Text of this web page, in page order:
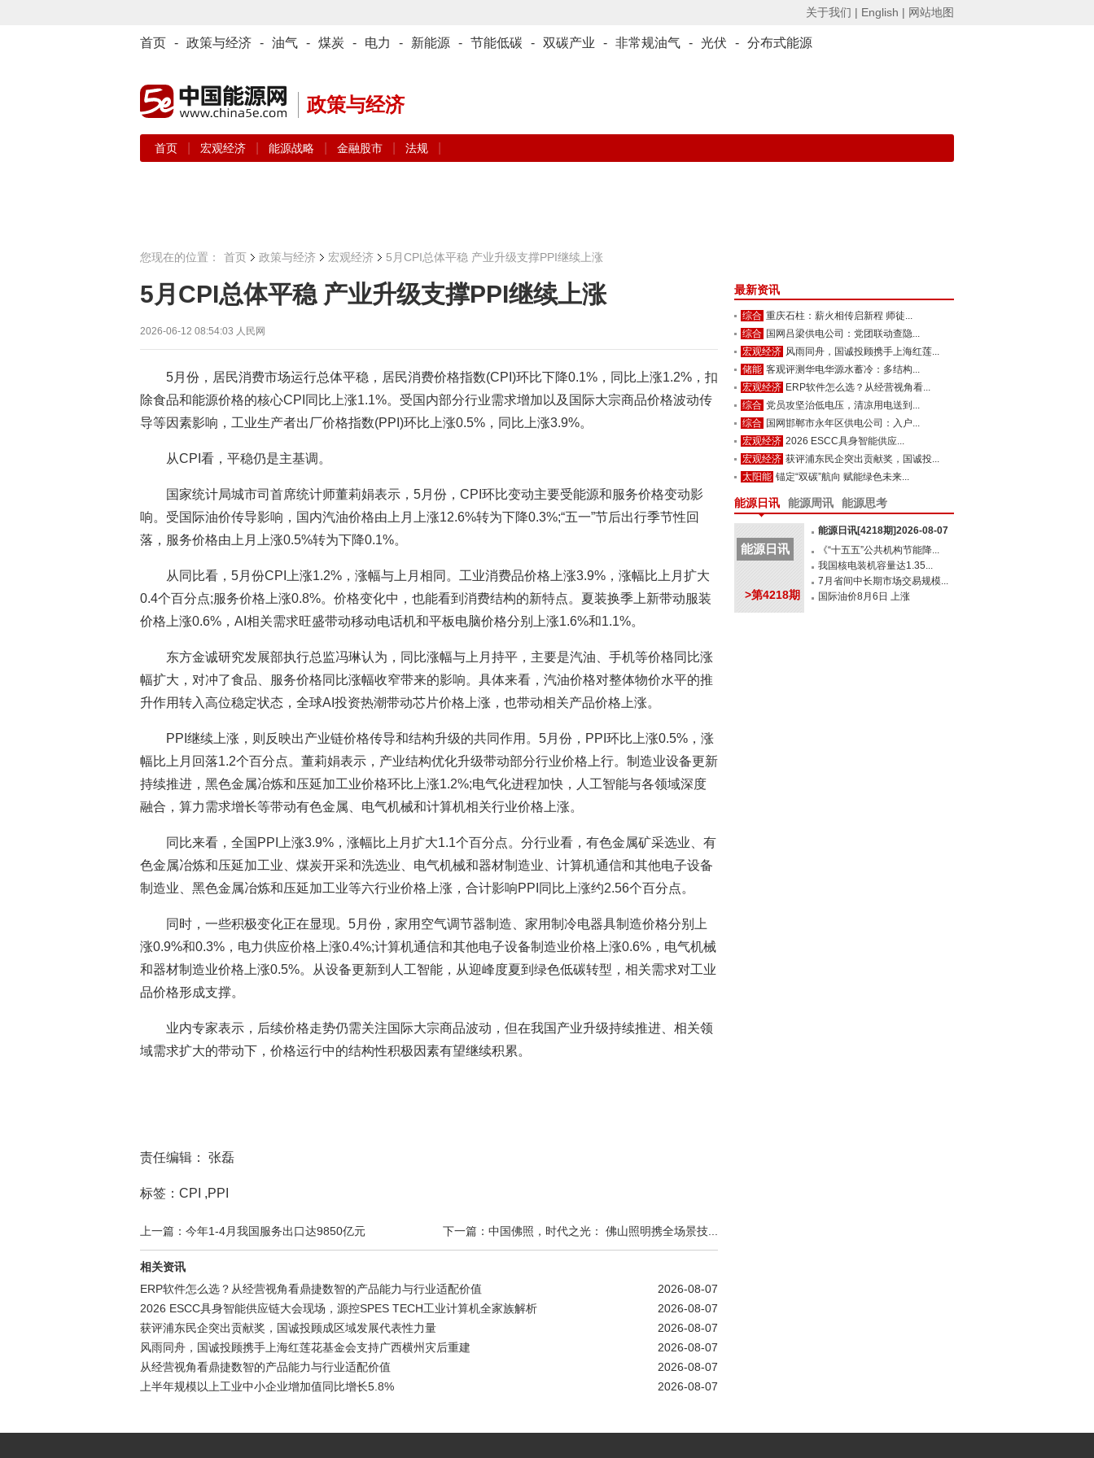
关于我们 | English | 网站地图
首页 - 政策与经济 - 油气 - 煤炭 - 电力 - 新能源 - 节能低碳 - 双碳产业 - 非常规油气 - 光伏 - 分布式能源
政策与经济
首页 宏观经济 能源战略 金融股市 法规
您现在的位置： 首页 政策与经济 宏观经济 5月CPI总体平稳 产业升级支撑PPI继续上涨
5月CPI总体平稳 产业升级支撑PPI继续上涨
2026-06-12 08:54:03 人民网
5月份，居民消费市场运行总体平稳，居民消费价格指数(CPI)环比下降0.1%，同比上涨1.2%，扣
除食品和能源价格的核心CPI同比上涨1.1%。受国内部分行业需求增加以及国际大宗商品价格波动传
导等因素影响，工业生产者出厂价格指数(PPI)环比上涨0.5%，同比上涨3.9%。
从CPI看，平稳仍是主基调。
国家统计局城市司首席统计师董莉娟表示，5月份，CPI环比变动主要受能源和服务价格变动影
响。受国际油价传导影响，国内汽油价格由上月上涨12.6%转为下降0.3%;“五一”节后出行季节性回
落，服务价格由上月上涨0.5%转为下降0.1%。
从同比看，5月份CPI上涨1.2%，涨幅与上月相同。工业消费品价格上涨3.9%，涨幅比上月扩大
0.4个百分点;服务价格上涨0.8%。价格变化中，也能看到消费结构的新特点。夏装换季上新带动服装
价格上涨0.6%，AI相关需求旺盛带动移动电话机和平板电脑价格分别上涨1.6%和1.1%。
东方金诚研究发展部执行总监冯琳认为，同比涨幅与上月持平，主要是汽油、手机等价格同比涨
幅扩大，对冲了食品、服务价格同比涨幅收窄带来的影响。具体来看，汽油价格对整体物价水平的推
升作用转入高位稳定状态，全球AI投资热潮带动芯片价格上涨，也带动相关产品价格上涨。
PPI继续上涨，则反映出产业链价格传导和结构升级的共同作用。5月份，PPI环比上涨0.5%，涨
幅比上月回落1.2个百分点。董莉娟表示，产业结构优化升级带动部分行业价格上行。制造业设备更新
持续推进，黑色金属冶炼和压延加工业价格环比上涨1.2%;电气化进程加快，人工智能与各领域深度
融合，算力需求增长等带动有色金属、电气机械和计算机相关行业价格上涨。
同比来看，全国PPI上涨3.9%，涨幅比上月扩大1.1个百分点。分行业看，有色金属矿采选业、有
色金属冶炼和压延加工业、煤炭开采和洗选业、电气机械和器材制造业、计算机通信和其他电子设备
制造业、黑色金属冶炼和压延加工业等六行业价格上涨，合计影响PPI同比上涨约2.56个百分点。
同时，一些积极变化正在显现。5月份，家用空气调节器制造、家用制冷电器具制造价格分别上
涨0.9%和0.3%，电力供应价格上涨0.4%;计算机通信和其他电子设备制造业价格上涨0.6%，电气机械
和器材制造业价格上涨0.5%。从设备更新到人工智能，从迎峰度夏到绿色低碳转型，相关需求对工业
品价格形成支撑。
业内专家表示，后续价格走势仍需关注国际大宗商品波动，但在我国产业升级持续推进、相关领
域需求扩大的带动下，价格运行中的结构性积极因素有望继续积累。
责任编辑： 张磊
标签：CPI ,PPI
上一篇：今年1-4月我国服务出口达9850亿元 下一篇：中国佛照，时代之光： 佛山照明携全场景技...
相关资讯
2026-08-07
ERP软件怎么选？从经营视角看鼎捷数智的产品能力与行业适配价值
2026-08-07
2026 ESCC具身智能供应链大会现场，源控SPES TECH工业计算机全家族解析
2026-08-07
获评浦东民企突出贡献奖，国诚投顾成区域发展代表性力量
2026-08-07
风雨同舟，国诚投顾携手上海红莲花基金会支持广西横州灾后重建
2026-08-07
从经营视角看鼎捷数智的产品能力与行业适配价值
2026-08-07
上半年规模以上工业中小企业增加值同比增长5.8%
最新资讯
综合 重庆石柱：薪火相传启新程 师徒...
综合 国网吕梁供电公司：党团联动查隐...
宏观经济 风雨同舟，国诚投顾携手上海红莲...
储能 客观评测华电华源水蓄冷：多结构...
宏观经济 ERP软件怎么选？从经营视角看...
综合 党员攻坚治低电压，清凉用电送到...
综合 国网邯郸市永年区供电公司：入户...
宏观经济 2026 ESCC具身智能供应...
宏观经济 获评浦东民企突出贡献奖，国诚投...
太阳能 锚定“双碳”航向 赋能绿色未来...
能源日讯 能源周讯 能源思考
能源日讯
>第4218期
能源日讯[4218期]2026-08-07
《“十五五”公共机构节能降...
我国核电装机容量达1.35...
7月省间中长期市场交易规模...
国际油价8月6日 上涨